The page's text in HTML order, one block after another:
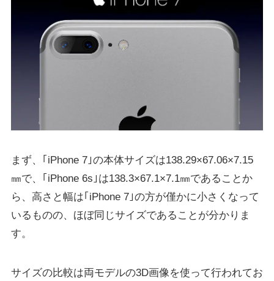
まず、｢iPhone 7｣の本体サイズは138.29×67.06×7.15
㎜で、｢iPhone 6s｣は138.3×67.1×7.1㎜であることか
ら、高さと幅は｢iPhone 7｣の方が僅かに小さくなって
いるものの、ほぼ同じサイズであることが分かりま
す。
サイズの比較は両モデルの3D画像を使って行われてお